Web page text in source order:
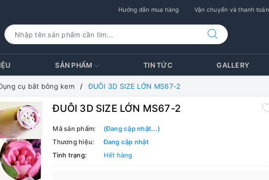
Hướng dẫn mua hàng Vận chuyển và thanh toán
SẢN PHẨM TIN TỨC GALLERY
cụ bắt bông kem ĐUÔI 3D SIZE LỚN MS67-2
ĐUÔI 3D SIZE LỚN MS67-2
Mã sản phẩm:
(Đang cập nhật...)
Thương hiệu:
Đang cập nhật
Tình trạng:
Hết hàng